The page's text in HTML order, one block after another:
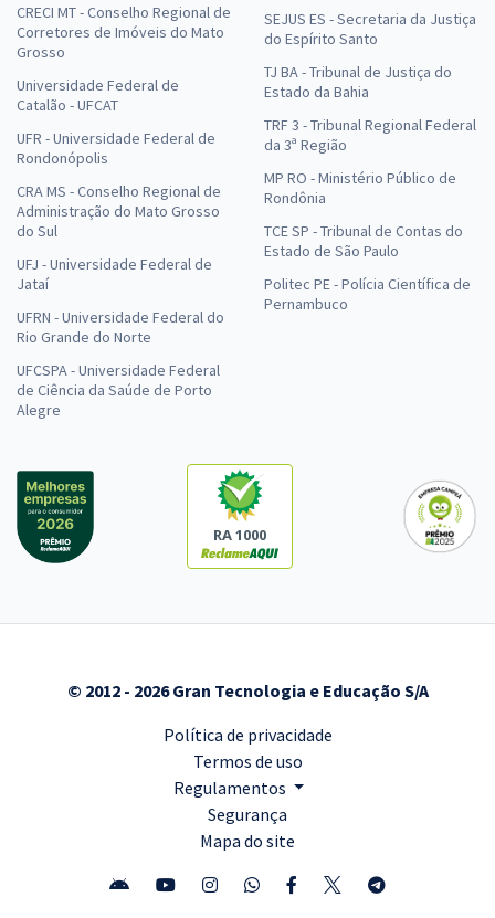
CRECI MT - Conselho Regional de
Corretores de Imóveis do Mato
Grosso
Universidade Federal de
Catalão - UFCAT
UFR - Universidade Federal de
Rondonópolis
CRA MS - Conselho Regional de
Administração do Mato Grosso
do Sul
UFJ - Universidade Federal de
Jataí
UFRN - Universidade Federal do
Rio Grande do Norte
UFCSPA - Universidade Federal
de Ciência da Saúde de Porto
Alegre
SEJUS ES - Secretaria da Justiça
do Espírito Santo
TJ BA - Tribunal de Justiça do
Estado da Bahia
TRF 3 - Tribunal Regional Federal
da 3ª Região
MP RO - Ministério Público de
Rondônia
TCE SP - Tribunal de Contas do
Estado de São Paulo
Politec PE - Polícia Científica de
Pernambuco
RA 1000
© 2012 - 2026 Gran Tecnologia e Educação S/A
Política de privacidade
Termos de uso
Regulamentos
Segurança
Mapa do site